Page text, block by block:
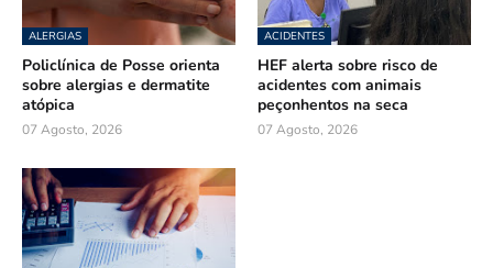
ALERGIAS
Policlínica de Posse orienta
sobre alergias e dermatite
atópica
07 Agosto, 2026
ACIDENTES
HEF alerta sobre risco de
acidentes com animais
peçonhentos na seca
07 Agosto, 2026